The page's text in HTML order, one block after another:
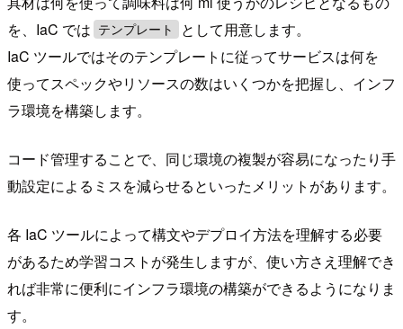
を、IaC では
テンプレート
として用意します。
IaC ツールではそのテンプレートに従ってサービスは何を
使ってスペックやリソースの数はいくつかを把握し、インフ
ラ環境を構築します。
コード管理することで、同じ環境の複製が容易になったり手
動設定によるミスを減らせるといったメリットがあります。
各 IaC ツールによって構文やデプロイ方法を理解する必要
があるため学習コストが発生しますが、使い方さえ理解でき
れば非常に便利にインフラ環境の構築ができるようになりま
す。